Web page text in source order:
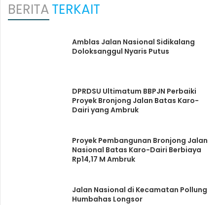
BERITATERKAIT
Amblas Jalan Nasional Sidikalang
Doloksanggul Nyaris Putus
DPRDSU Ultimatum BBPJN Perbaiki
Proyek Bronjong Jalan Batas Karo-
Dairi yang Ambruk
Proyek Pembangunan Bronjong Jalan
Nasional Batas Karo-Dairi Berbiaya
Rp14,17 M Ambruk
Jalan Nasional di Kecamatan Pollung
Humbahas Longsor